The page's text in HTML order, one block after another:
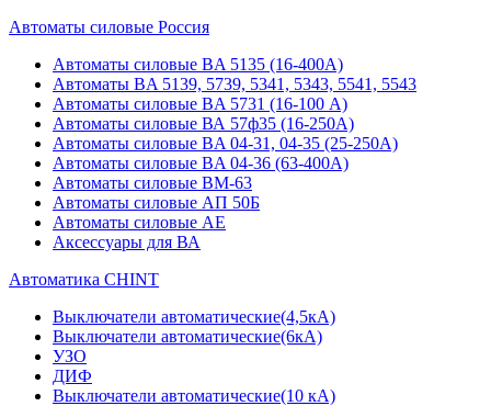
Автоматы силовые Россия
Автоматы силовые BA 5135 (16-400А)
Автоматы BA 5139, 5739, 5341, 5343, 5541, 5543
Автоматы силовые BA 5731 (16-100 А)
Автоматы силовые ВА 57ф35 (16-250А)
Автоматы силовые BA 04-31, 04-35 (25-250А)
Автоматы силовые BA 04-36 (63-400А)
Автоматы силовые ВМ-63
Автоматы силовые АП 50Б
Автоматы силовые АЕ
Аксессуары для ВА
Автоматика CHINT
Выключатели автоматические(4,5кА)
Выключатели автоматические(6кА)
УЗО
ДИФ
Выключатели автоматические(10 кА)